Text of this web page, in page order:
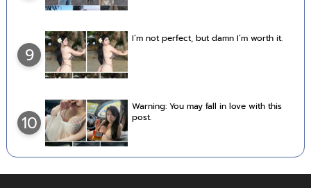
9
I’m not perfect, but damn I’m worth it.
10
Warning: You may fall in love with this
post.